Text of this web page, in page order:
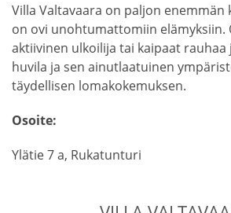
Villa Valtavaara on paljon enemmän
on ovi unohtumattomiin elämyksiin.
aktiivinen ulkoilija tai kaipaat
huvila ja sen ainutlaatuinen
täydellisen lomakokemuksen.
Osoite:
Ylätie 7 a, Rukatunturi